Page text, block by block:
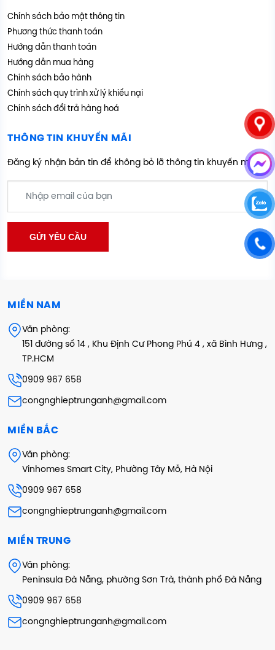
Chính sách bảo mật thông tin
Phương thức thanh toán
Hướng dẫn thanh toán
Hướng dẫn mua hàng
Chính sách bảo hành
Chính sách quy trình xử lý khiếu nại
Chính sách đổi trả hàng hoá
THÔNG TIN KHUYẾN MÃI
Đăng ký nhận bản tin để không bỏ lỡ thông tin khuyến mãi
MIỀN NAM
Văn phòng:
151 đường số 14 , Khu Định Cư Phong Phú 4 , xã Bình Hưng ,
TP.HCM
0909 967 658
congnghieptrunganh@gmail.com
MIỀN BẮC
Văn phòng:
Vinhomes Smart City, Phường Tây Mỗ, Hà Nội
0909 967 658
congnghieptrunganh@gmail.com
MIỀN TRUNG
Văn phòng:
Peninsula Đà Nẵng, phường Sơn Trà, thành phố Đà Nẵng
0909 967 658
congnghieptrunganh@gmail.com